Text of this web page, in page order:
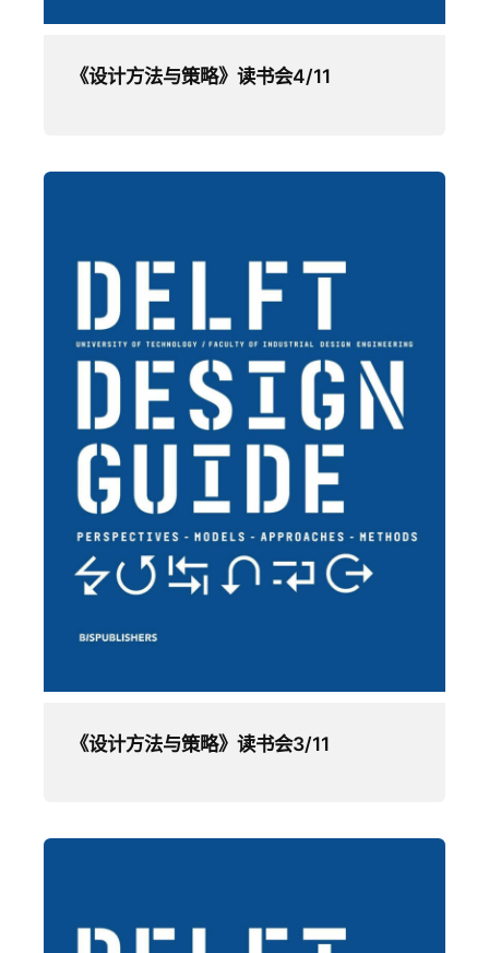
《设计方法与策略》读书会4/11
《设计方法与策略》读书会3/11